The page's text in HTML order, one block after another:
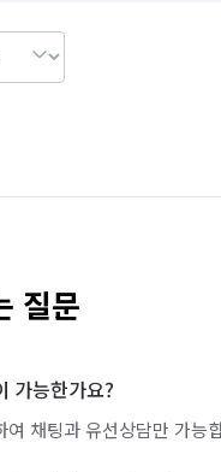
질문
가능한가요?
여 채팅과 유선상담만 가능